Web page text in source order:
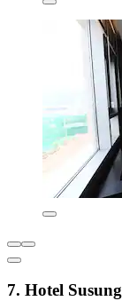
7. Hotel Susung